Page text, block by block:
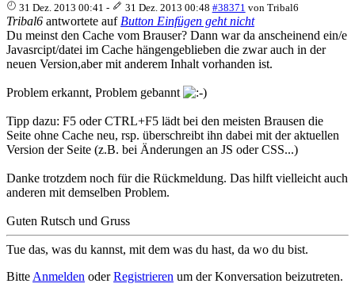
31 Dez. 2013 00:41 - 31 Dez. 2013 00:48 #38371 von Tribal6
Tribal6 antwortete auf Button Einfügen geht nicht
Du meinst den Cache vom Brauser? Dann war da anscheinend ein/e
Javasrcipt/datei im Cache hängengeblieben die zwar auch in der
neuen Version,aber mit anderem Inhalt vorhanden ist.
Problem erkannt, Problem gebannt
Tipp dazu: F5 oder CTRL+F5 lädt bei den meisten Brausen die
Seite ohne Cache neu, rsp. überschreibt ihn dabei mit der aktuellen
Version der Seite (z.B. bei Änderungen an JS oder CSS...)
Danke trotzdem noch für die Rückmeldung. Das hilft vielleicht auch
anderen mit demselben Problem.
Guten Rutsch und Gruss
Tue das, was du kannst, mit dem was du hast, da wo du bist.
Bitte Anmelden oderRegistrieren um der Konversation beizutreten.